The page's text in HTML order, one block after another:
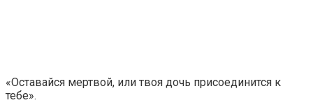
«Оставайся мертвой, или твоя дочь присоединится к
тебе».